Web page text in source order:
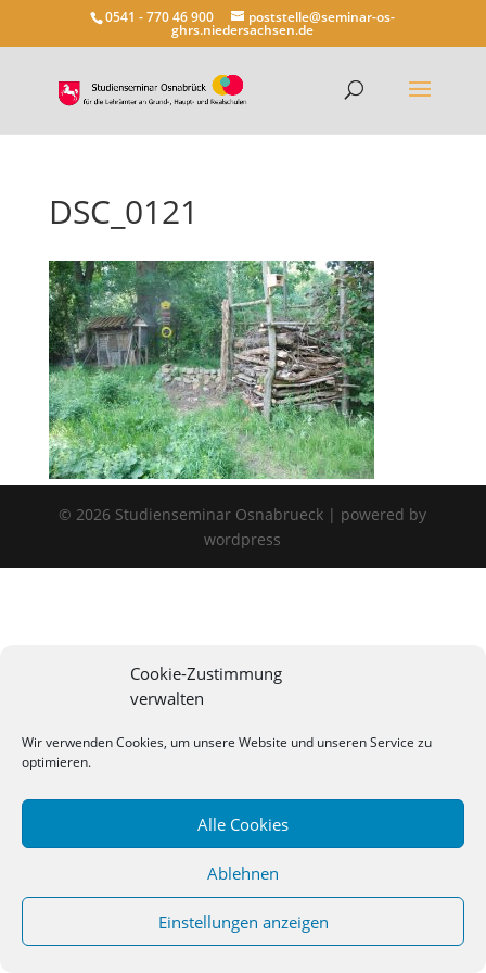
Cookie-Zustimmung
verwalten
Wir verwenden Cookies, um unsere Website und unseren Service zu
optimieren.
Alle Cookies
Ablehnen
Einstellungen anzeigen
0541 - 770 46 900 poststelle@seminar-os-
ghrs.niedersachsen.de
DSC_0121
© 2026 Studienseminar Osnabrueck | powered by
wordpress